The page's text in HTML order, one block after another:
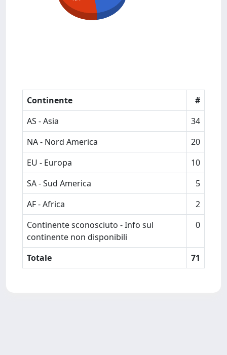
Continente
#
AS - Asia
34
NA - Nord America
20
EU - Europa
10
SA - Sud America
5
AF - Africa
2
Continente sconosciuto - Info sul
continente non disponibili
0
Totale 71